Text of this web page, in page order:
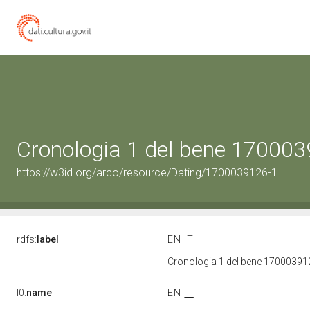
Cronologia 1 del bene
https://w3id.org/arco/resource/Dating/1700039126-1
rdfs: label EN
IT
Cronologia 1 del bene
l0:name EN
IT